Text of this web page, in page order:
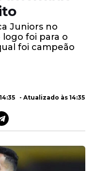
Juniors no
logo foi para o
foi campeão
- Atualizado às 14:35